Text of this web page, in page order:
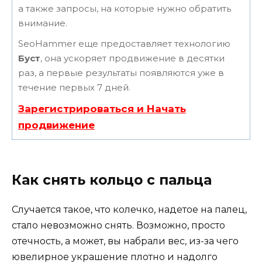
а также запросы, на которые нужно обратить
внимание.
SeoHammer еще предоставляет технологию
Буст, она ускоряет продвижение в десятки
раз, а первые результаты появляются уже в
течение первых 7 дней.
Зарегистрироваться и Начать
продвижение
Как снять кольцо с пальца
Случается такое, что колечко, надетое на палец,
стало невозможно снять. Возможно, просто
отечность, а может, вы набрали вес, из-за чего
ювелирное украшение плотно и надолго